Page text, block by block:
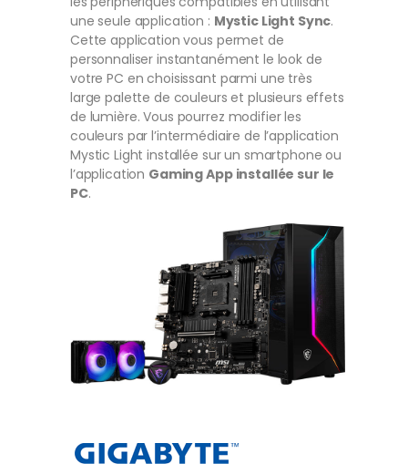
une seule application : Mystic Light Sync.
Cette application vous permet de
personnaliser instantanément le look de
votre PC en choisissant parmi une très
large palette de couleurs et plusieurs effets
de lumière. Vous pourrez modifier les
couleurs par l’intermédiaire de l’application
Mystic Light installée sur un smartphone ou
l’application Gaming App installée sur le
PC.